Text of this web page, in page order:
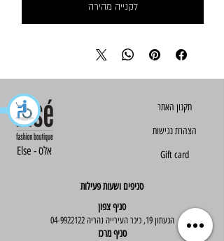
לקנייה מהירה
Else - אלס
תקנון האתר​​
הצהרת נגישות
Gift card
סניפים ושעות פעילות
סניף צפון
הגעתון 19, כיכר העירייה נהריה 04-9922122
סניף מרכז